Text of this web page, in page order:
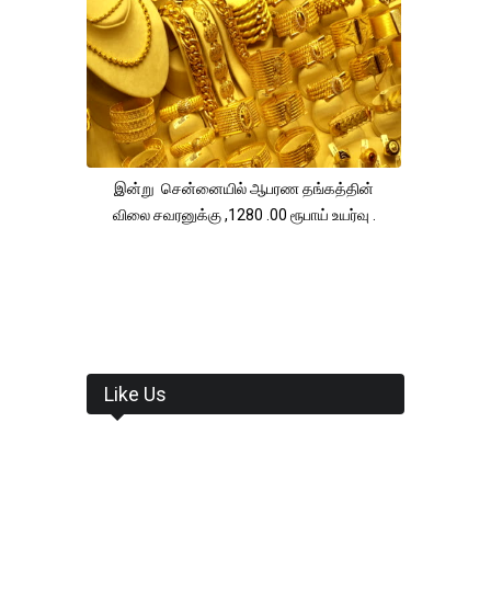
இன்று சென்னையில் ஆபரண தங்கத்தின்
விலை சவரனுக்கு ,1280 .00 ரூபாய் உயர்வு .
Like Us